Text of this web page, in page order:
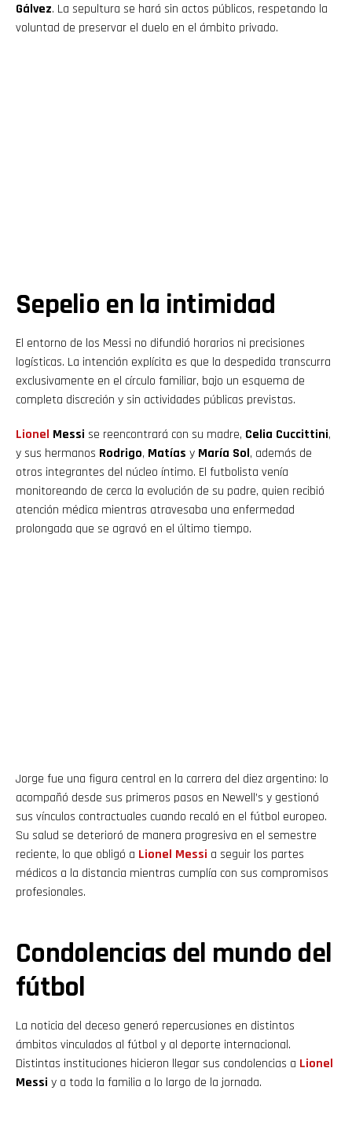
Gálvez. La sepultura se hará sin actos públicos, respetando la
voluntad de preservar el duelo en el ámbito privado.
Sepelio en la intimidad
El entorno de los Messi no difundió horarios ni precisiones
logísticas. La intención explícita es que la despedida transcurra
exclusivamente en el círculo familiar, bajo un esquema de
completa discreción y sin actividades públicas previstas.
Lionel Messi se reencontrará con su madre, Celia Cuccittini,
y sus hermanos Rodrigo, Matías y María Sol, además de
otros integrantes del núcleo íntimo. El futbolista venía
monitoreando de cerca la evolución de su padre, quien recibió
atención médica mientras atravesaba una enfermedad
prolongada que se agravó en el último tiempo.
Jorge fue una figura central en la carrera del diez argentino: lo
acompañó desde sus primeros pasos en Newell’s y gestionó
sus vínculos contractuales cuando recaló en el fútbol europeo.
Su salud se deterioró de manera progresiva en el semestre
reciente, lo que obligó a Lionel Messi a seguir los partes
médicos a la distancia mientras cumplía con sus compromisos
profesionales.
Condolencias del mundo del
fútbol
La noticia del deceso generó repercusiones en distintos
ámbitos vinculados al fútbol y al deporte internacional.
Distintas instituciones hicieron llegar sus condolencias a Lionel
Messi y a toda la familia a lo largo de la jornada.